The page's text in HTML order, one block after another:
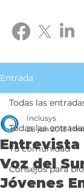
Entrada
Todas las
Tu comunidad
Consejos para
Todas las
Entrevista
Voz del
Jóvenes
Inclusys
28 jun 2018 1